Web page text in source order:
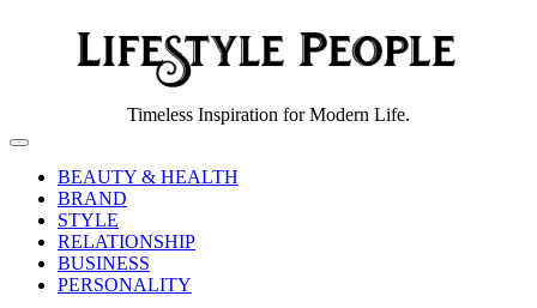
People
Timeless Inspiration for Modern Life.
Off
CanvasBEAUTY & HEALTH
BRAND
STYLE
RELATIONSHIP
BUSINESS
PERSONALITY